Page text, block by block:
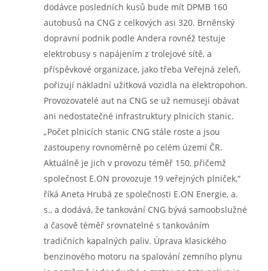
dodávce posledních kusů bude mít DPMB 160
autobusů na CNG z celkových asi 320. Brněnský
dopravní podnik podle Andera rovněž testuje
elektrobusy s napájením z trolejové sítě, a
příspěvkové organizace, jako třeba Veřejná zeleň,
pořizují nákladní užitková vozidla na elektropohon.
Provozovatelé aut na CNG se už nemusejí obávat
ani nedostatečné infrastruktury plnicích stanic.
„Počet plnicích stanic CNG stále roste a jsou
zastoupeny rovnoměrně po celém území ČR.
Aktuálně je jich v provozu téměř 150, přičemž
společnost E.ON provozuje 19 veřejných plniček,“
říká Aneta Hrubá ze společnosti E.ON Energie, a.
s., a dodává, že tankování CNG bývá samoobslužné
a časově téměř srovnatelné s tankováním
tradičních kapalných paliv. Úprava klasického
benzinového motoru na spalování zemního plynu